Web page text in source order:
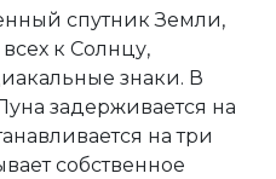
спутник Земли,
к Солнцу,
знаки. В
задерживается на
на три
собственное